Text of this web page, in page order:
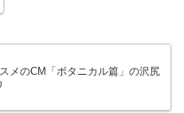
メのCM「ボタニカル篇」の沢尻